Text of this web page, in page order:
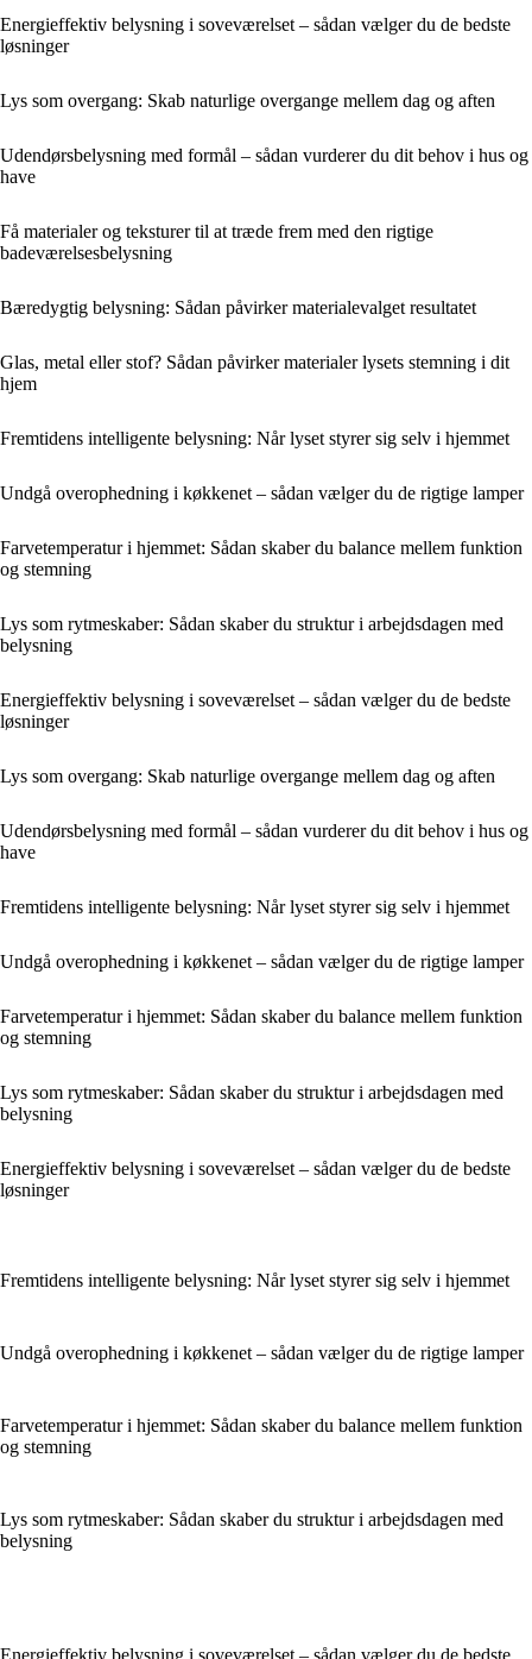
Energieffektiv belysning i soveværelset – sådan vælger du de bedste
løsninger
Lys som overgang: Skab naturlige overgange mellem dag og aften
Udendørsbelysning med formål – sådan vurderer du dit behov i hus og
have
Få materialer og teksturer til at træde frem med den rigtige
badeværelsesbelysning
Bæredygtig belysning: Sådan påvirker materialevalget resultatet
Glas, metal eller stof? Sådan påvirker materialer lysets stemning i dit
hjem
Fremtidens intelligente belysning: Når lyset styrer sig selv i hjemmet
Undgå overophedning i køkkenet – sådan vælger du de rigtige lamper
Farvetemperatur i hjemmet: Sådan skaber du balance mellem funktion
og stemning
Lys som rytmeskaber: Sådan skaber du struktur i arbejdsdagen med
belysning
Energieffektiv belysning i soveværelset – sådan vælger du de bedste
løsninger
Lys som overgang: Skab naturlige overgange mellem dag og aften
Udendørsbelysning med formål – sådan vurderer du dit behov i hus og
have
Fremtidens intelligente belysning: Når lyset styrer sig selv i hjemmet
Undgå overophedning i køkkenet – sådan vælger du de rigtige lamper
Farvetemperatur i hjemmet: Sådan skaber du balance mellem funktion
og stemning
Lys som rytmeskaber: Sådan skaber du struktur i arbejdsdagen med
belysning
Energieffektiv belysning i soveværelset – sådan vælger du de bedste
løsninger
Fremtidens intelligente belysning: Når lyset styrer sig selv i hjemmet
Undgå overophedning i køkkenet – sådan vælger du de rigtige lamper
Farvetemperatur i hjemmet: Sådan skaber du balance mellem funktion
og stemning
Lys som rytmeskaber: Sådan skaber du struktur i arbejdsdagen med
belysning